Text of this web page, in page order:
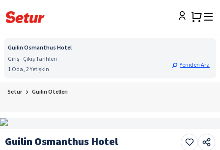
Guilin Osmanthus Hotel
Giriş - Çıkış Tarihleri
1 Oda, 2 Yetişkin
Yeniden Ara
Setur Guilin Otelleri
Guilin Osmanthus Hotel